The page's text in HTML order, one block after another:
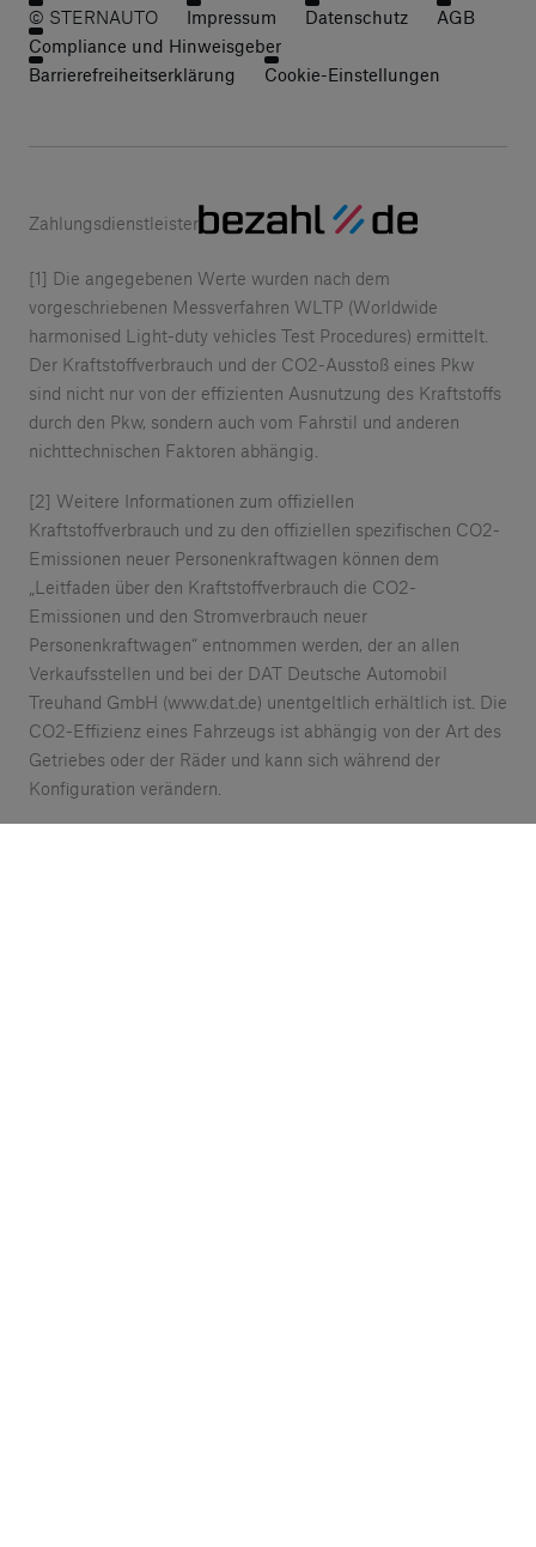
© STERNAUTO Impressum Datenschutz
AGB
Compliance und Hinweisgeber
Barrierefreiheitserklärung
Cookie-Einstellungen
Zahlungsdienstleister
[1] Die angegebenen Werte wurden nach dem
vorgeschriebenen Messverfahren WLTP (Worldwide
harmonised Light-duty vehicles Test Procedures) ermittelt.
Der Kraftstoffverbrauch und der CO2-Ausstoß eines Pkw
sind nicht nur von der effizienten Ausnutzung des Kraftstoffs
durch den Pkw, sondern auch vom Fahrstil und anderen
nichttechnischen Faktoren abhängig.
[2] Weitere Informationen zum offiziellen
Kraftstoffverbrauch und zu den offiziellen spezifischen CO2-
Emissionen neuer Personenkraftwagen können dem
„Leitfaden über den Kraftstoffverbrauch die CO2-
Emissionen und den Stromverbrauch neuer
Personenkraftwagen“ entnommen werden, der an allen
Verkaufsstellen und bei der DAT Deutsche Automobil
Treuhand GmbH (www.dat.de) unentgeltlich erhältlich ist. Die
CO2-Effizienz eines Fahrzeugs ist abhängig von der Art des
Getriebes oder der Räder und kann sich während der
Konfiguration verändern.